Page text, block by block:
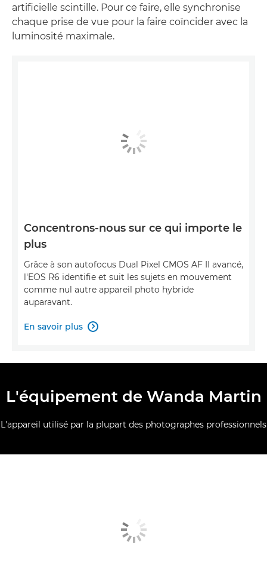
artificielle scintille. Pour ce faire, elle synchronise
chaque prise de vue pour la faire coïncider avec la
luminosité maximale.
Concentrons-nous sur ce qui importe le
plus
Grâce à son autofocus Dual Pixel CMOS AF II avancé,
l'EOS R6 identifie et suit les sujets en mouvement
comme nul autre appareil photo hybride
auparavant.
En savoir plus 
L'équipement de Wanda Martin
L'appareil utilisé par la plupart des photographes professionnels